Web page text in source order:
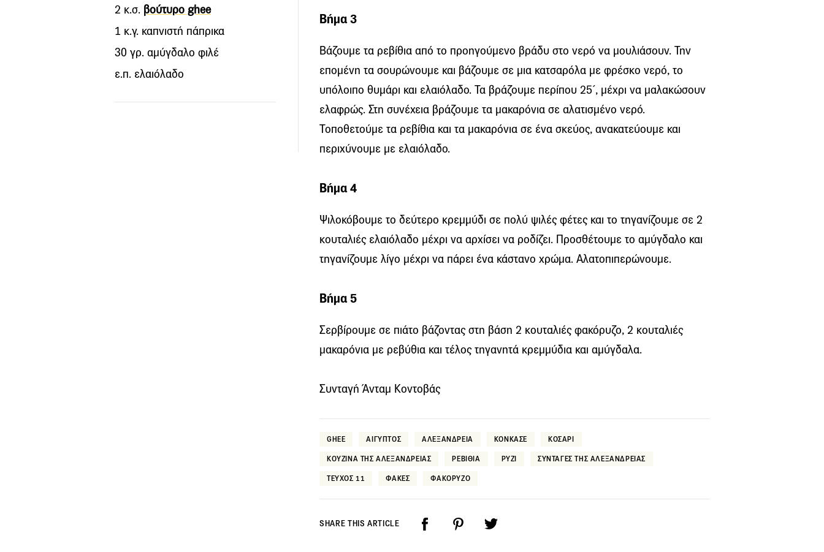
2 κ.σ. βούτυρο ghee
1 κ.γ. καπνιστή πάπρικα
30 γρ. αµύγδαλο φιλέ
ε.π. ελαιόλαδο
Βήμα 3
Βάζουµε τα ρεβίθια από το προηγούµενο βράδυ στο νερό να µουλιάσουν. Την
εποµένη τα σουρώνουµε και βάζουµε σε µια κατσαρόλα µε φρέσκο νερό, το
υπόλοιπο θυµάρι και ελαιόλαδο. Τα βράζουµε περίπου 25΄, µέχρι να µαλακώσουν
ελαφρώς. Στη συνέχεια βράζουµε τα µακαρόνια σε αλατισµένο νερό.
Τοποθετούµε τα ρεβίθια και τα µακαρόνια σε ένα σκεύος, ανακατεύουµε και
περιχύνουµε µε ελαιόλαδο.
Βήμα 4
Ψιλοκόβουµε το δεύτερο κρεµµύδι σε πολύ ψιλές φέτες και το τηγανίζουµε σε 2
κουταλιές ελαιόλαδο µέχρι να αρχίσει να ροδίζει. Προσθέτουµε το αµύγδαλο και
τηγανίζουµε λίγο µέχρι να πάρει ένα κάστανο χρώµα. Αλατοπιπερώνουµε.
Βήμα 5
Σερβίρουµε σε πιάτο βάζοντας στη βάση 2 κουταλιές φακόρυζο, 2 κουταλιές
µακαρόνια µε ρεβύθια και τέλος τηγανητά κρεµµύδια και αµύγδαλα.
Συνταγή Άνταμ Κοντοβάς
GHEE ΑΙΓΥΠΤΟΣ ΑΛΕΞΑΝΔΡΕΙΑ ΚΟΝΚΑΣΕ ΚΟΣΑΡΙ
ΚΟΥΖΙΝΑ ΤΗΣ ΑΛΕΞΑΝΔΡΕΙΑΣ ΡΕΒΙΘΙΑ ΡΥΖΙ ΣΥΝΤΑΓΕΣ ΤΗΣ ΑΛΕΞΑΝΔΡΕΙΑΣ
ΤΕΥΧΟΣ 11 ΦΑΚΕΣ ΦΑΚΟΡΥΖΟ
SHARE THIS ARTICLE